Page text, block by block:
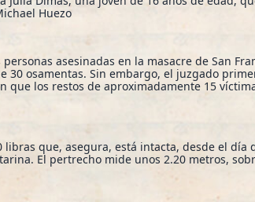
Huezo
asesinadas en la masacre de San
30 osamentas. Sin embargo, el juzgado
los restos de aproximadamente 15
que, asegura, está intacta, desde el
El pertrecho mide unos 2.20 metros,